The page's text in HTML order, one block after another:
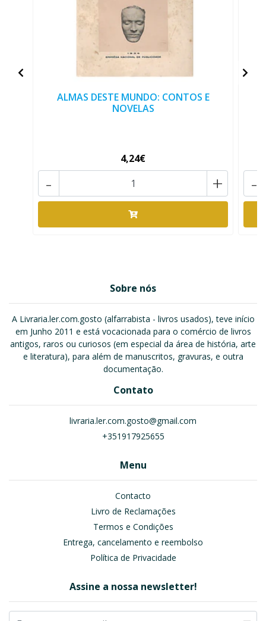
ALMAS DESTE MUNDO: CONTOS E
NOVELAS
4,24€
+
- -
Sobre nós
A Livraria.ler.com.gosto (alfarrabista - livros usados), teve início
em Junho 2011 e está vocacionada para o comércio de livros
antigos, raros ou curiosos (em especial da área de história, arte
e literatura), para além de manuscritos, gravuras, e outra
documentação.
Contato
livraria.ler.com.gosto@gmail.com
+351917925655
Menu
Contacto
Livro de Reclamações
Termos e Condições
Entrega, cancelamento e reembolso
Política de Privacidade
Assine a nossa newsletter!